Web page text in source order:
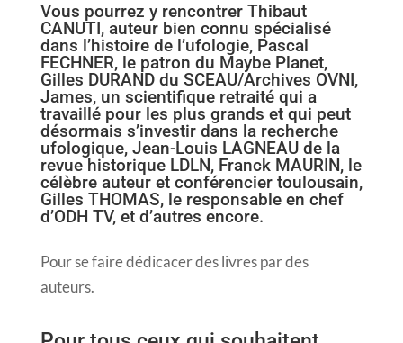
Vous pourrez y rencontrer Thibaut
CANUTI, auteur bien connu spécialisé
dans l’histoire de l’ufologie, Pascal
FECHNER, le patron du Maybe Planet,
Gilles DURAND du SCEAU/Archives OVNI,
James, un scientifique retraité qui a
travaillé pour les plus grands et qui peut
désormais s’investir dans la recherche
ufologique, Jean-Louis LAGNEAU de la
revue historique LDLN, Franck MAURIN, le
célèbre auteur et conférencier toulousain,
Gilles THOMAS, le responsable en chef
d’ODH TV, et d’autres encore.
Pour se faire dédicacer des livres par des
auteurs.